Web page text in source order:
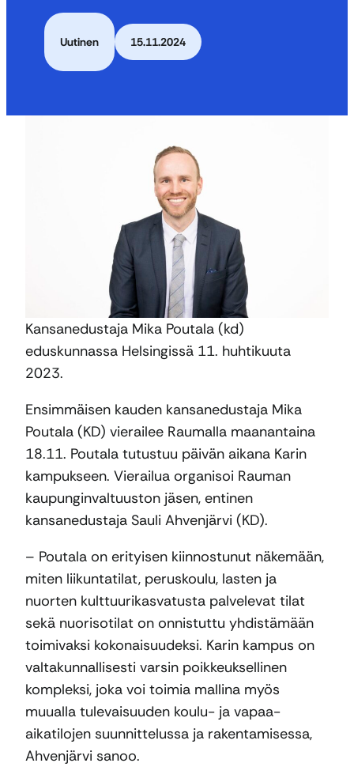
Uutinen 15.11.2024
Kansanedustaja Mika Poutala (kd)
eduskunnassa Helsingissä 11. huhtikuuta
2023.
Ensimmäisen kauden kansanedustaja Mika
Poutala (KD) vierailee Raumalla maanantaina
18.11. Poutala tutustuu päivän aikana Karin
kampukseen. Vierailua organisoi Rauman
kaupunginvaltuuston jäsen, entinen
kansanedustaja Sauli Ahvenjärvi (KD).
– Poutala on erityisen kiinnostunut näkemään,
miten liikuntatilat, peruskoulu, lasten ja
nuorten kulttuurikasvatusta palvelevat tilat
sekä nuorisotilat on onnistuttu yhdistämään
toimivaksi kokonaisuudeksi. Karin kampus on
valtakunnallisesti varsin poikkeuksellinen
kompleksi, joka voi toimia mallina myös
muualla tulevaisuuden koulu- ja vapaa-
aikatilojen suunnittelussa ja rakentamisessa,
Ahvenjärvi sanoo.